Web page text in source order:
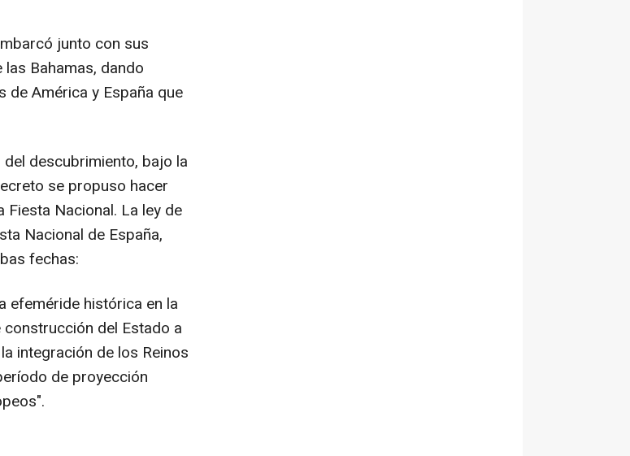
junto con sus
Bahamas, dando
de América y España que
descubrimiento, bajo la
se propuso hacer
Nacional. La ley de
Nacional de España,
fechas:
efeméride histórica en la
del Estado a
integración de los Reinos
de proyección